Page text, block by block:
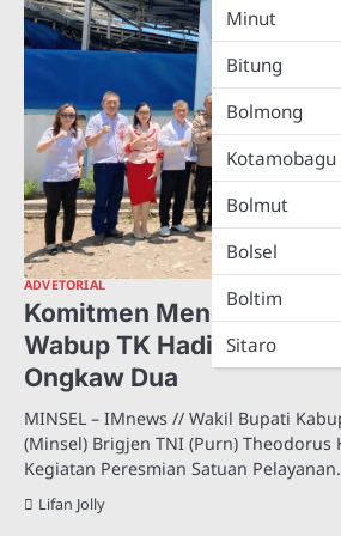
Minut
Bitung
Bolmong
Kotamobagu
Bolmut
Bolsel
Boltim
Sitaro
ADVETORIAL
Komitmen Mendukung
Wabup TK Hadiri
Ongkaw Dua
MINSEL – IMnews // Wakil Bupati
(Minsel) Brigjen TNI (Purn) Theodorus
Kegiatan Peresmian Satuan
Lifan Jolly